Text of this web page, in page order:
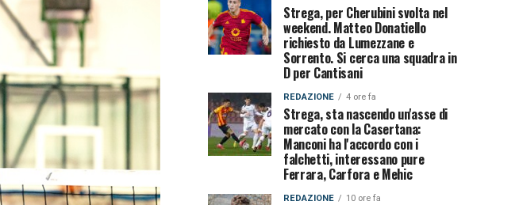
Strega, per Cherubini svolta nel
weekend. Matteo Donatiello
richiesto da Lumezzane e
Sorrento. Si cerca una squadra in
D per Cantisani
REDAZIONE 4 ore fa
Strega, sta nascendo un'asse di
mercato con la Casertana:
Manconi ha l'accordo con i
falchetti, interessano pure
Ferrara, Carfora e Mehic
REDAZIONE 10 ore fa